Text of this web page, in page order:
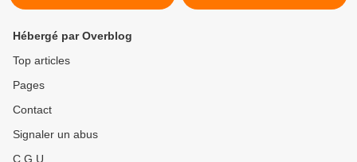
Hébergé par Overblog
Top articles
Pages
Contact
Signaler un abus
C.G.U.